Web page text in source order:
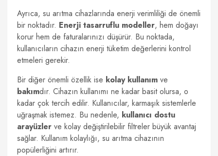
Ayrıca, su arıtma cihazlarında enerji verimliliği de önemli
bir noktadır. Enerji tasarruflu modeller, hem doğayı
korur hem de faturalarınızı düşürür. Bu noktada,
kullanıcıların cihazın enerji tüketim değerlerini kontrol
etmeleri gerekir.
Bir diğer önemli özellik ise kolay kullanım ve
bakımdır. Cihazın kullanımı ne kadar basit olursa, o
kadar çok tercih edilir. Kullanıcılar, karmaşık sistemlerle
uğraşmak istemez. Bu nedenle, kullanıcı dostu
arayüzler ve kolay değiştirilebilir filtreler büyük avantaj
sağlar. Kullanım kolaylığı, su arıtma cihazının
popülerliğini artırır.